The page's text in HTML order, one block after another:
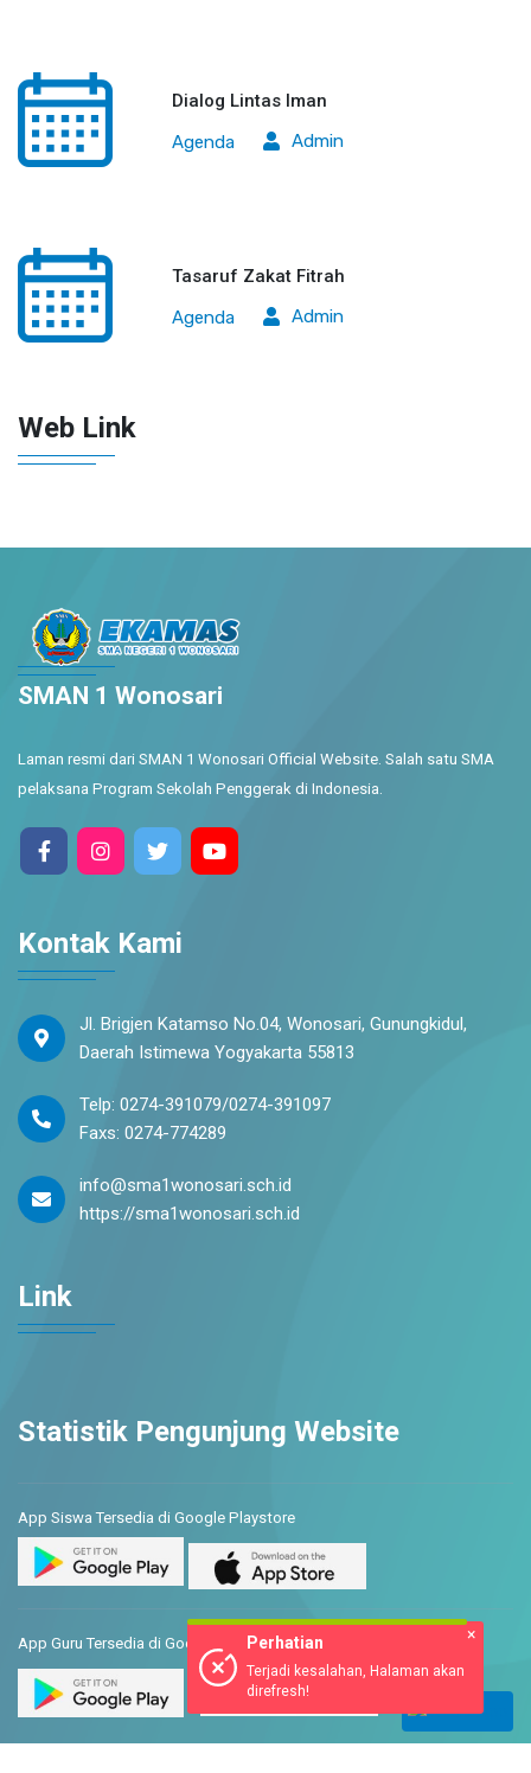
Dialog Lintas Iman
Agenda
Admin
Tasaruf Zakat Fitrah
Agenda
Admin
Web Link
SMAN 1 Wonosari
Laman resmi dari SMAN 1 Wonosari Official Website. Salah satu SMA
pelaksana Program Sekolah Penggerak di Indonesia.
Kontak Kami
Jl. Brigjen Katamso No.04, Wonosari, Gunungkidul,
Daerah Istimewa Yogyakarta 55813
Telp: 0274-391079/0274-391097
Faxs: 0274-774289
info@sma1wonosari.sch.id
https://sma1wonosari.sch.id
Link
Statistik Pengunjung Website
App Siswa Tersedia di Google Playstore
App Guru Tersedia di Google Play & App Store